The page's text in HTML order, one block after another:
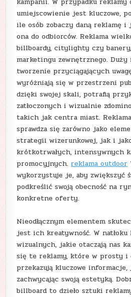
umiejscowienie jest kluczowe,
ile osób zobaczy daną reklamę
ona do odbiorców. Reklama
billboardy, citylighty czy
marketingu zewnętrznego. Duży
tworzenie przyciągających
wyróżniają się w przestrzeni
dzięki swojej skali, potrafią
zatłoczonych i wizualnie
takich jak centra miast.
sprawdza się zarówno jako
strategii wizerunkowej, jak i
krótkotrwałych, intensywnych
promocyjnych. reklama outdoor
wykorzystuje je, aby zwiększyć
podkreślić swoją obecność na
konkretne oferty.
Nieodłącznym elementem
jest ich kreatywność. W natłoku
wizualnych, jakie otaczają nas
się te reklamy, które w prosty i
przekazują kluczowe informacje,
zachwycając swoją estetyką.
billboard to dzieło sztuki